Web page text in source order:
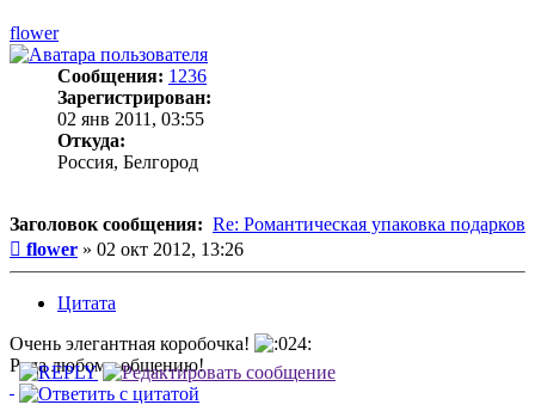
flower
Сообщения: 1236
Зарегистрирован:
02 янв 2011, 03:55
Откуда:
Россия, Белгород
Заголовок сообщения: Re: Романтическая упаковка подарков
Сообщение
flower » 02 окт 2012, 13:26
Цитата
Очень элегантная коробочка!
Рада любому общению!